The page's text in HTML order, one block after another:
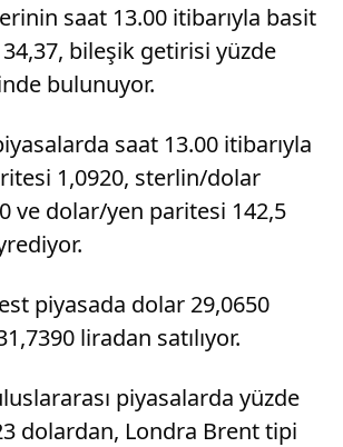
saat 13.00 itibarıyla basit
bileşik getirisi yüzde
bulunuyor.
saat 13.00 itibarıyla
1,0920, sterlin/dolar
ve dolar/yen paritesi 142,5
piyasada dolar 29,0650
liradan satılıyor.
piyasalarda yüzde
dolardan, Londra Brent tipi